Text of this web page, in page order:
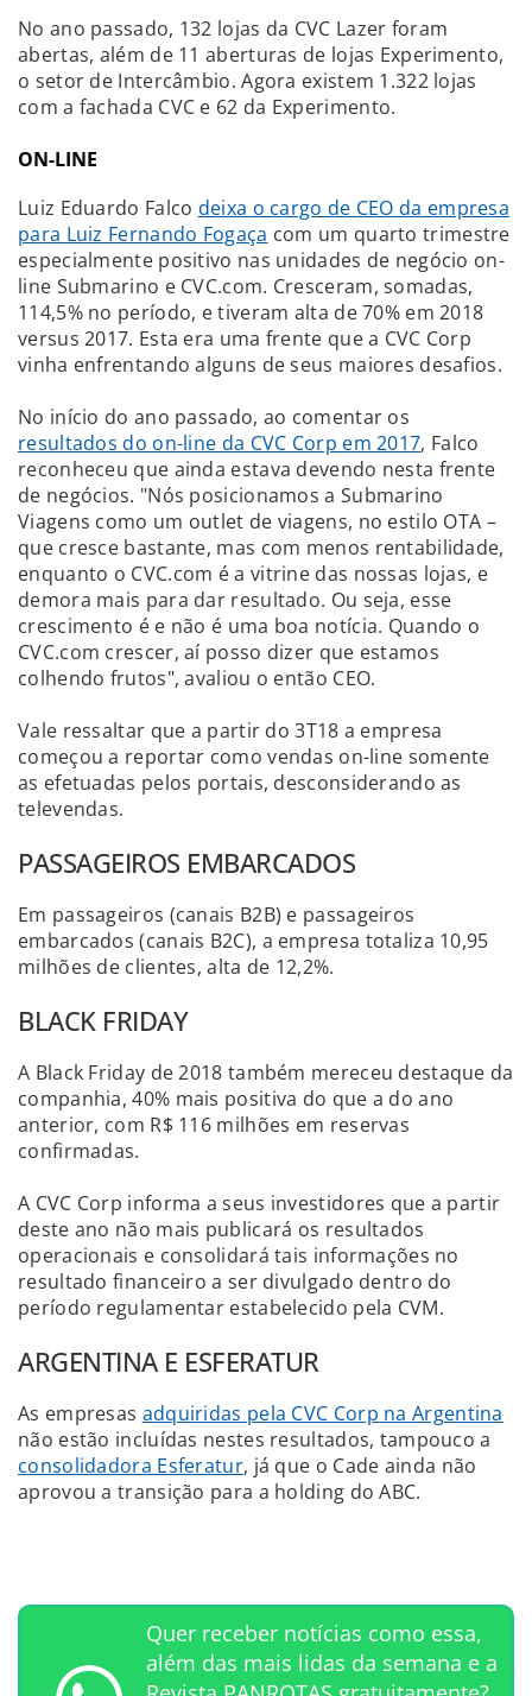
No ano passado, 132 lojas da CVC Lazer foram
abertas, além de 11 aberturas de lojas Experimento,
o setor de Intercâmbio. Agora existem 1.322 lojas
com a fachada CVC e 62 da Experimento.
ON-LINE
Luiz Eduardo Falco deixa o cargo de CEO da empresa
para Luiz Fernando Fogaça com um quarto trimestre
especialmente positivo nas unidades de negócio on-
line Submarino e CVC.com. Cresceram, somadas,
114,5% no período, e tiveram alta de 70% em 2018
versus 2017. Esta era uma frente que a CVC Corp
vinha enfrentando alguns de seus maiores desafios.
No início do ano passado, ao comentar os
resultados do on-line da CVC Corp em 2017, Falco
reconheceu que ainda estava devendo nesta frente
de negócios. "Nós posicionamos a Submarino
Viagens como um outlet de viagens, no estilo OTA –
que cresce bastante, mas com menos rentabilidade,
enquanto o CVC.com é a vitrine das nossas lojas, e
demora mais para dar resultado. Ou seja, esse
crescimento é e não é uma boa notícia. Quando o
CVC.com crescer, aí posso dizer que estamos
colhendo frutos", avaliou o então CEO.
Vale ressaltar que a partir do 3T18 a empresa
começou a reportar como vendas on-line somente
as efetuadas pelos portais, desconsiderando as
televendas.
PASSAGEIROS EMBARCADOS
Em passageiros (canais B2B) e passageiros
embarcados (canais B2C), a empresa totaliza 10,95
milhões de clientes, alta de 12,2%.
BLACK FRIDAY
A Black Friday de 2018 também mereceu destaque da
companhia, 40% mais positiva do que a do ano
anterior, com R$ 116 milhões em reservas
confirmadas.
A CVC Corp informa a seus investidores que a partir
deste ano não mais publicará os resultados
operacionais e consolidará tais informações no
resultado financeiro a ser divulgado dentro do
período regulamentar estabelecido pela CVM.
ARGENTINA E ESFERATUR
As empresas adquiridas pela CVC Corp na Argentina
não estão incluídas nestes resultados, tampouco a
consolidadora Esferatur, já que o Cade ainda não
aprovou a transição para a holding do ABC.
Quer receber notícias como essa,
além das mais lidas da semana e a